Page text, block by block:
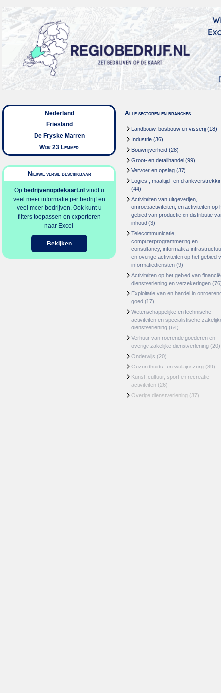
Nederland
Friesland
De Fryske Marren
Wijk 23 Lemmer
Nieuwe versie beschikbaar
Op bedrijvenopdekaart.nl vindt u
veel meer informatie per bedrijf en
veel meer bedrijven. Ook kunt u
filters toepassen en exporteren
naar Excel.
Bekijken
Alle sectoren en branches
Landbouw, bosbouw en visserij (18)
Industrie (36)
Bouwnijverheid (28)
Groot- en detailhandel (99)
Vervoer en opslag (37)
Logies-, maaltijd- en
(44)
Activiteiten van uitgeverijen,
omroepactiviteiten, en activiteiten op
gebied van productie en distributie
inhoud (3)
Telecommunicatie,
computerprogrammering en
consultancy, informatica-
en overige activiteiten op het gebied
informatiediensten (9)
Activiteiten op het gebied van
dienstverlening en verzekeringen
Exploitatie van en handel in
goed (17)
Wetenschappelijke en technische
activiteiten en specialistische
dienstverlening (64)
Verhuur van roerende goederen en
overige zakelijke dienstverlening (20)
Onderwijs (20)
Gezondheids- en welzijnszorg (39)
Kunst, cultuur, sport en recreatie-
activiteiten (26)
Overige dienstverlening (37)